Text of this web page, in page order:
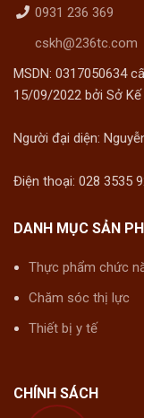
0931 236 369
cskh@236tc.com
MSDN: 0317050634
15/09/2022 bởi Sở
Người đại diện:
Điện thoại: 028 3535
DANH MỤC SẢN
Thực phẩm chức
Chăm sóc thị lực
Thiết bị y tế
CHÍNH SÁCH